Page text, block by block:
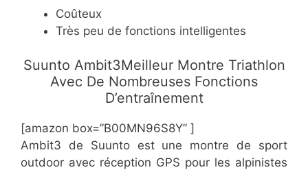
Coûteux
Très peu de fonctions intelligentes
​Suunto Ambit3Meilleur Montre Triathlon
Avec De Nombreuses Fonctions
D’entraînement
[amazon box=”B00MN96S8Y” ]
Ambit3 de Suunto est une montre de sport
outdoor avec réception GPS pour les alpinistes